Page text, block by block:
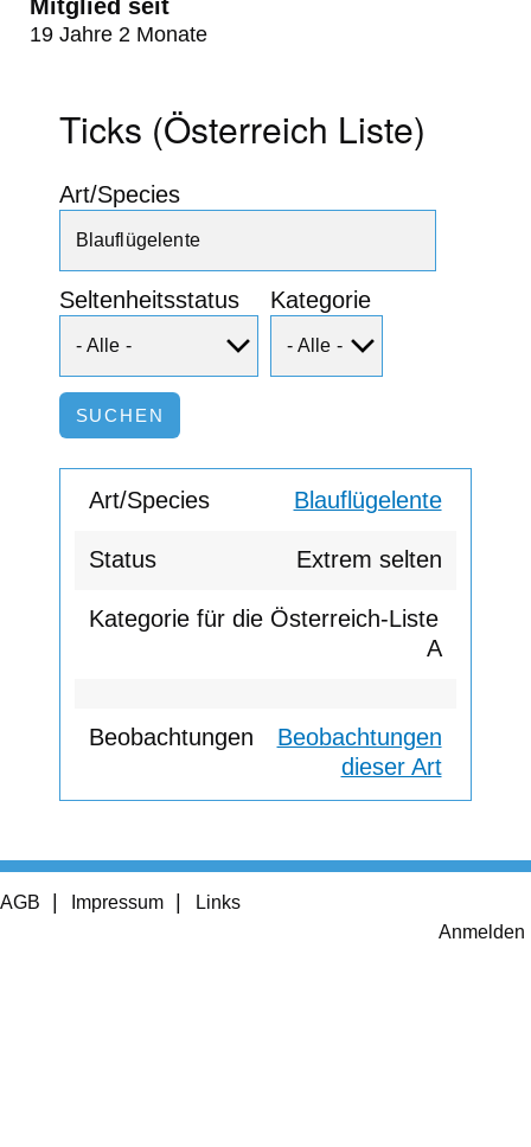
Mitglied seit
19 Jahre 2 Monate
Ticks (Österreich Liste)
Art/Species
Seltenheitsstatus Kategorie
Blauflügelente
Extrem selten
A
Beobachtungen
dieser Art
Footer
AGB Impressum Links
Anmelden